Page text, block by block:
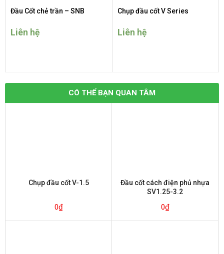
Đầu Cốt chẻ trần – SNB
Liên hệ
Chụp đầu cốt V Series
Liên hệ
CÓ THỂ BẠN QUAN TÂM
Chụp đầu cốt V-1.5
0₫
Đầu cốt cách điện phủ nhựa
SV1.25-3.2
0₫